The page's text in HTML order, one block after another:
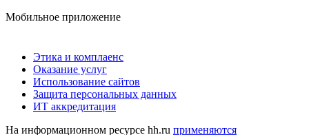
Мобильное приложение
Этика и комплаенс
Оказание услуг
Использование сайтов
Защита персональных данных
ИТ аккредитация
На информационном ресурсе hh.ru применяются